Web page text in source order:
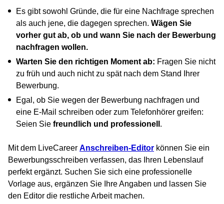
Es gibt sowohl Gründe, die für eine Nachfrage sprechen
als auch jene, die dagegen sprechen. Wägen Sie
vorher gut ab, ob und wann Sie nach der Bewerbung
nachfragen wollen.
Warten Sie den richtigen Moment ab: Fragen Sie nicht
zu früh und auch nicht zu spät nach dem Stand Ihrer
Bewerbung.
Egal, ob Sie wegen der Bewerbung nachfragen und
eine E-Mail schreiben oder zum Telefonhörer greifen:
Seien Sie freundlich und professionell .
Mit dem LiveCareer Anschreiben-Editor können Sie ein
Bewerbungsschreiben verfassen, das Ihren Lebenslauf
perfekt ergänzt. Suchen Sie sich eine professionelle
Vorlage aus, ergänzen Sie Ihre Angaben und lassen Sie
den Editor die restliche Arbeit machen.